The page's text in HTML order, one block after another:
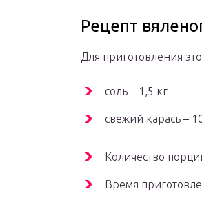
Рецепт
Для приготовления
соль – 1,5 кг
свежий карась –
Количество
Время